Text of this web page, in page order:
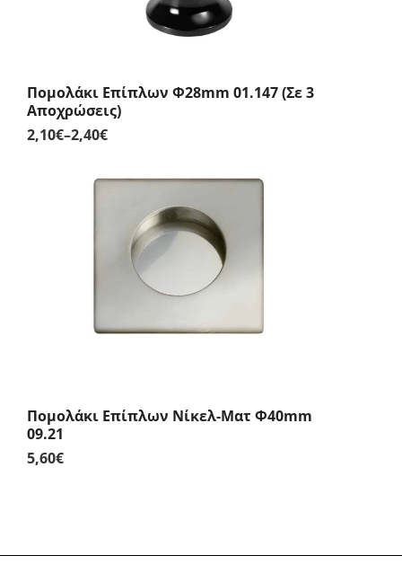
Πομολάκι Επίπλων Φ28mm 01.147 (Σε 3
Αποχρώσεις)
2,10€–2,40€Price
through
2,40€
Πομολάκι Επίπλων Νίκελ-Ματ Φ40mm
09.21
5,60€